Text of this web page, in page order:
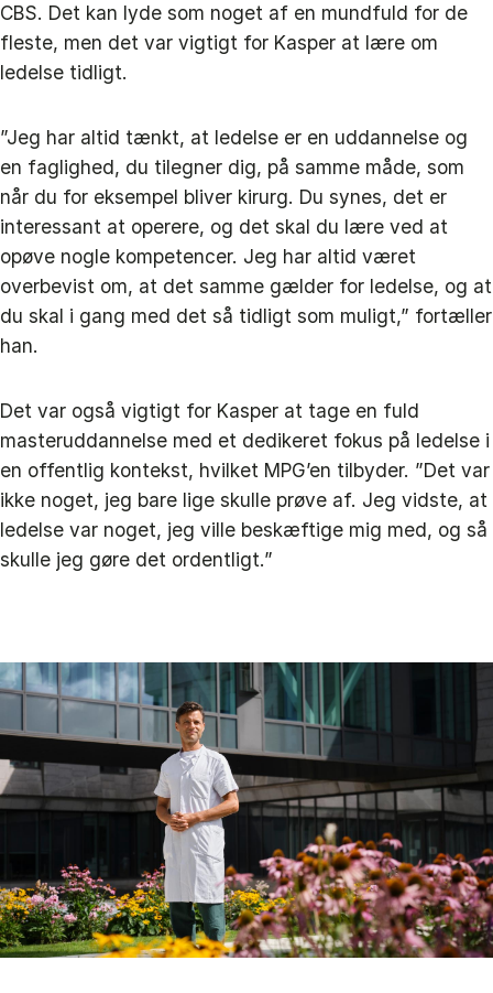
CBS. Det kan lyde som noget af en mundfuld for de
fleste, men det var vigtigt for Kasper at lære om
ledelse tidligt.
”Jeg har altid tænkt, at ledelse er en uddannelse og
en faglighed, du tilegner dig, på samme måde, som
når du for eksempel bliver kirurg. Du synes, det er
interessant at operere, og det skal du lære ved at
opøve nogle kompetencer. Jeg har altid været
overbevist om, at det samme gælder for ledelse, og at
du skal i gang med det så tidligt som muligt,” fortæller
han.
Det var også vigtigt for Kasper at tage en fuld
masteruddannelse med et dedikeret fokus på ledelse i
en offentlig kontekst, hvilket MPG’en tilbyder. ”Det var
ikke noget, jeg bare lige skulle prøve af. Jeg vidste, at
ledelse var noget, jeg ville beskæftige mig med, og så
skulle jeg gøre det ordentligt.”